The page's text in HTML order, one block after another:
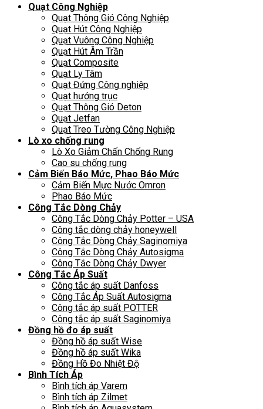
Quạt Công Nghiệp
Quạt Thông Gió Công Nghiệp
Quạt Hút Công Nghiệp
Quạt Vuông Công Nghiệp
Quạt Hút Âm Trần
Quạt Composite
Quạt Ly Tâm
Quạt Đứng Công nghiệp
Quạt hướng trục
Quạt Thông Gió Deton
Quạt Jetfan
Quạt Treo Tường Công Nghiệp
Lò xo chống rung
Lò Xo Giảm Chấn Chống Rung
Cao su chống rung
Cảm Biến Báo Mức, Phao Báo Mức
Cảm Biến Mực Nước Omron
Phao Báo Mức
Công Tắc Dòng Chảy
Công Tắc Dòng Chảy Potter – USA
Công tắc dòng chảy honeywell
Công Tắc Dòng Chảy Saginomiya
Công Tắc Dòng Chảy Autosigma
Công Tắc Dòng Chảy Dwyer
Công Tắc Áp Suất
Công tắc áp suất Danfoss
Công Tắc Áp Suất Autosigma
Công tắc áp suất POTTER
Công tắc áp suất Saginomiya
Đồng hồ đo áp suất
Đồng hồ áp suất Wise
Đồng hồ áp suất Wika
Đồng Hồ Đo Nhiệt Độ
Bình Tích Áp
Bình tích áp Varem
Bình tích áp Zilmet